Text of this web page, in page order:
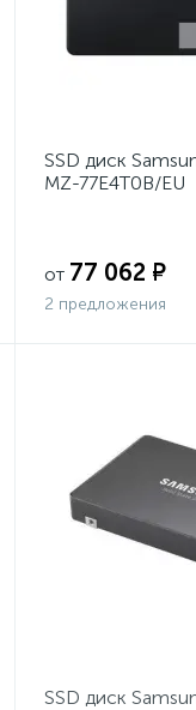
SSD диск
MZ-77E4T0B/EU
от 77 062 ₽
2 предложения
SSD диск